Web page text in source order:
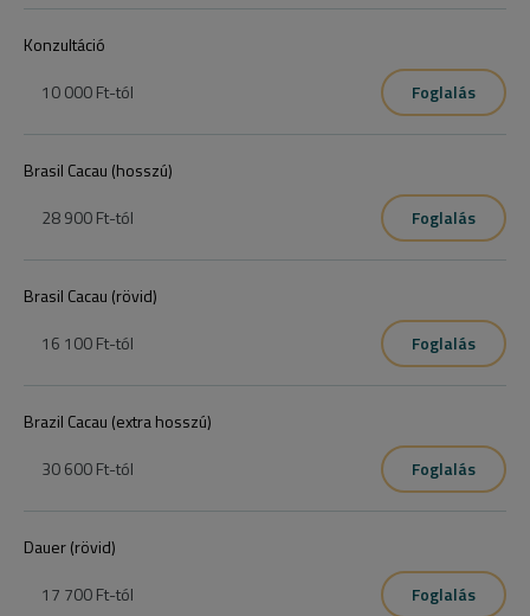
Konzultáció
10 000 Ft-tól Foglalás
Brasil Cacau (hosszú)
28 900 Ft-tól Foglalás
Brasil Cacau (rövid)
16 100 Ft-tól Foglalás
Brazil Cacau (extra hosszú)
30 600 Ft-tól Foglalás
Dauer (rövid)
17 700 Ft-tól Foglalás